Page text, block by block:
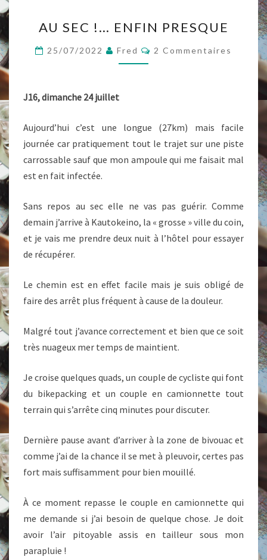
SEC
!…
ENFIN
AU SEC !… ENFIN PRESQUE
25/07/2022 Fred Commentaires
2 Commentaires
J16, dimanche 24 juillet
Aujourd’hui c’est une longue (27km) mais facile
journée car pratiquement tout le trajet sur une piste
carrossable sauf que mon ampoule qui me faisait mal
est en fait infectée.
Sans repos au sec elle ne vas pas guérir. Comme
demain j’arrive à Kautokeino, la « grosse » ville du coin,
et je vais me prendre deux nuit à l’hôtel pour essayer
de récupérer.
Le chemin est en effet facile mais je suis obligé de
faire des arrêt plus fréquent à cause de la douleur.
Malgré tout j’avance correctement et bien que ce soit
très nuageux mer temps de maintient.
Je croise quelques quads, un couple de cycliste qui font
du bikepacking et un couple en camionnette tout
terrain qui s’arrête cinq minutes pour discuter.
Dernière pause avant d’arriver à la zone de bivouac et
comme j’ai de la chance il se met à pleuvoir, certes pas
fort mais suffisamment pour bien mouillé.
À ce moment repasse le couple en camionnette qui
me demande si j’ai besoin de quelque chose. Je doit
avoir l’air pitoyable assis en tailleur sous mon
parapluie !